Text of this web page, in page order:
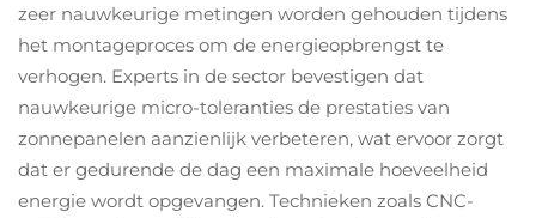
zeer nauwkeurige metingen worden gehouden tijdens
het montageproces om de energieopbrengst te
verhogen. Experts in de sector bevestigen dat
nauwkeurige micro-toleranties de prestaties van
zonnepanelen aanzienlijk verbeteren, wat ervoor zorgt
dat er gedurende de dag een maximale hoeveelheid
energie wordt opgevangen. Technieken zoals CNC-